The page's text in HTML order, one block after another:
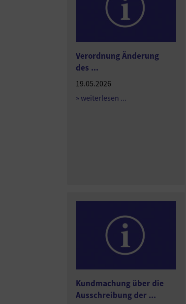
Verordnung Änderung
des ...
19.05.2026
» weiterlesen ...
Kundmachung über die
Ausschreibung der ...